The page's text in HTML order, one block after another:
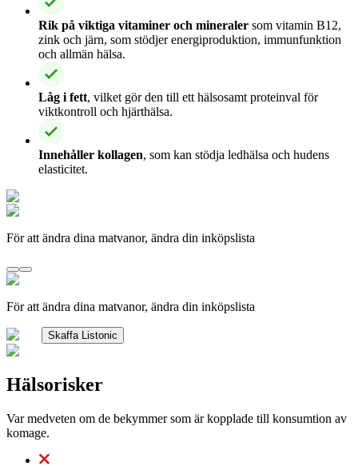
Rik på viktiga vitaminer och mineraler som vitamin B12,
zink och järn, som stödjer energiproduktion, immunfunktion
och allmän hälsa.
Låg i fett, vilket gör den till ett hälsosamt proteinval för
viktkontroll och hjärthälsa.
Innehåller kollagen, som kan stödja ledhälsa och hudens
elasticitet.
För att ändra dina matvanor, ändra din inköpslista
För att ändra dina matvanor, ändra din inköpslista
Skaffa Listonic
Hälsorisker
Var medveten om de bekymmer som är kopplade till konsumtion av
komage.